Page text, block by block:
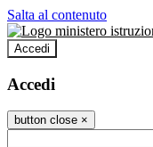
Salta al contenuto
Accedi
Accedi
button close ×